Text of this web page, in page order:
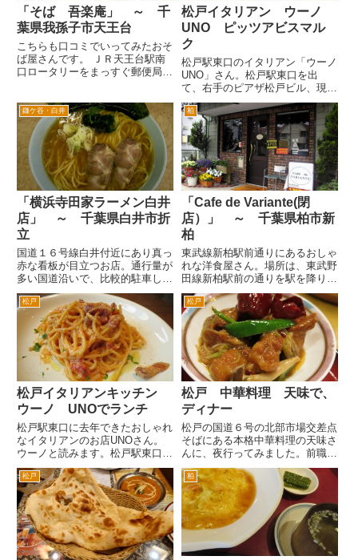
「そば 吾楽庵」 ～ 千
葉県我孫子市天王台
こちらも口コミでいってみたおそ
ば屋さんです。 ＪＲ天王台駅南
口ロータリーをまっすぐ郵便局方
す。 お昼時にいったのですが、
すごい混雑してました。おそば屋
さんにしてはすごく混んでるのは
や...
松戸イタリアン ウーノ
UNO ピッツアビスマル
ク
松戸駅東口のイタリアン「ウーノ
UNO」さん。松戸駅東口を出
て、右手のピアザ松戸ビル、現在
はブックオフやマクドナルド、吉
野家が入っているビル、の脇の路
地を歩いていくとすぐ突き当りに
あります。駅から徒歩1分ぐらい
です。本、DVD屋さんの二階で
す...
鎌ケ谷・白井
「横浜寺田家ラーメン白井
店」 ～ 千葉県白井市折
立
国道１６号線白井付近にあり真っ
赤な看板が目立つお店。通行量が
多い国道沿いで、比較的駐車しや
すい場所なので食事時は、トラッ
クや営業車などがたくさん止まっ
てます。 場所は、柏方面から１
６号線を千葉方面へ。藤ヶ谷を過
ぎて白井市に入るとすぐ富塚の
交...
柏
「Cafe de Variante(閉
店）」 ～ 千葉県柏市新
柏
東武線新柏駅前通りにあるおしゃ
れな洋食屋さん。場所は、東武野
田線新柏駅前の通りを駅を降りて
右手へ。東京電力、京北スーパー
などをやりすごし信号を超えて、
ちょっと進んだ左手。テナントが
４店舗入居しているビルの一番
端。 しゃれた雰囲気の赤レンガ
風...
松戸
松戸イタリアンキッチン
ウーノ UNOでランチ
松戸駅東口に去年できたおしゃれ
なイタリアンのお店UNOさん。
ウーノと読みます。松戸駅東口を
出て、ロータリーを右手へ。 ピ
アザ松戸ビルの脇を歩いていくと
1分程度で突き当たります。 こ
の突き当たりのビルの２階が
UNOさんです。ガラス越しにお
客...
松戸
松戸 中華料理 天味で、
ディナー
松戸の国道６号の北部市場交差点
そばにある本格中華料理の天味さ
んに、夜行ってみました。前職の
ときにランチによくいきました。
平日限定の夜専用メニューがあり
ます。1800円、内容を変えた2セ
ットが用意されています。 どち
らのセットにもついてるス...
松戸 柏